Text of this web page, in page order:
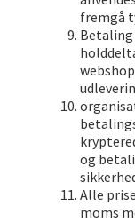
fremgå
og
Alle
moms